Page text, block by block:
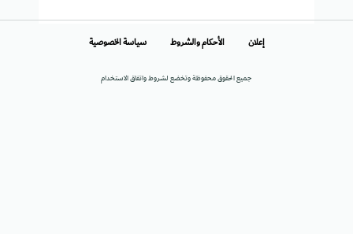
جميع الحقوق محفوظة وتخضع لشروط واتفاق الاستخدام
إعلان الأحكام والشروط سياسة الخصوصية